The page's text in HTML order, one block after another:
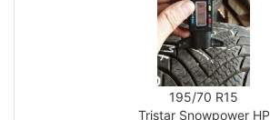
195/70 R15
Tristar Snowpower HP